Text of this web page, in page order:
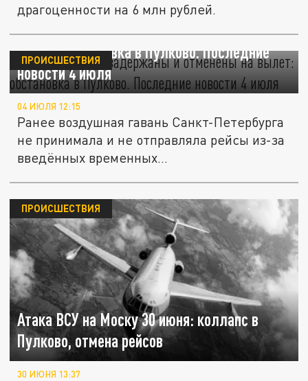
драгоценности на 6 млн рублей.
Десятки рейсов задержаны и отменены на
вылет: обстановка в Пулково. Последние
новости 4 июля
ПРОИСШЕСТВИЯ
04 ИЮЛЯ 12:15
Ранее воздушная гавань Санкт-Петербурга
не принимала и не отправляла рейсы из-за
введённых временных...
Атака ВСУ на Моску 30 июня: коллапс в
Пулково, отмена рейсов
ПРОИСШЕСТВИЯ
30 ИЮНЯ 13:37